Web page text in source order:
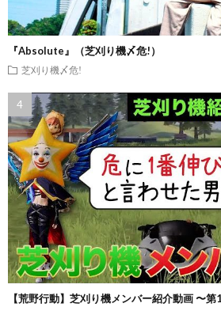
『Absolute』（芝刈り機〆危!）
芝刈り機〆危!
【荒野行動】芝刈り機メンバー紹介動画 〜第